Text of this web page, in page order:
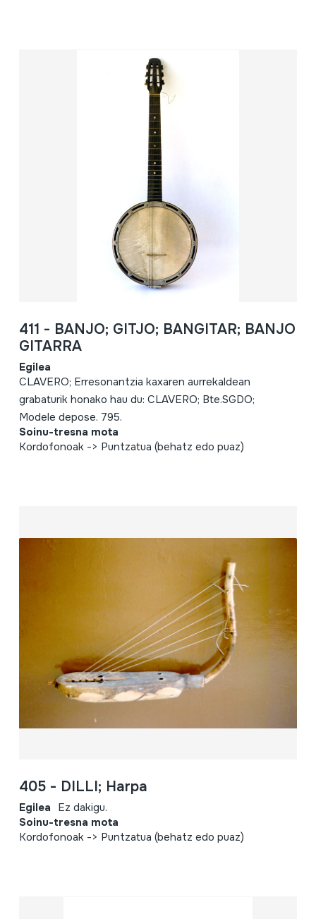
411 - BANJO; GITJO; BANGITAR; BANJO
GITARRA
Egilea
CLAVERO; Erresonantzia kaxaren aurrekaldean
grabaturik honako hau du: CLAVERO; Bte.SGDO;
Modele depose. 795.
Soinu-tresna mota
Kordofonoak -> Puntzatua (behatz edo puaz)
405 - DILLI; Harpa
Egilea Ez dakigu.
Soinu-tresna mota
Kordofonoak -> Puntzatua (behatz edo puaz)